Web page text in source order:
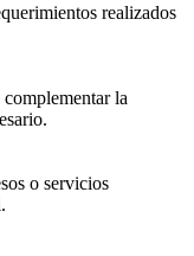
realizados
la
o servicios